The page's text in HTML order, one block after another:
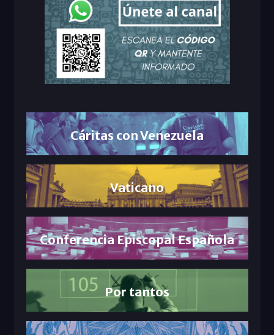
Cáritas con Venezuela
Vaticano
Conferencia Episcopal Española
Por tantos